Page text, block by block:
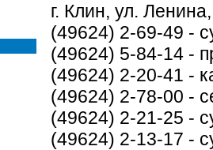
г. Клин, ул.
(49624) 2-69-49 -
(49624) 5-84-14 -
(49624) 2-20-41 -
(49624) 2-78-00 -
(49624) 2-21-25 -
(49624) 2-13-17 -